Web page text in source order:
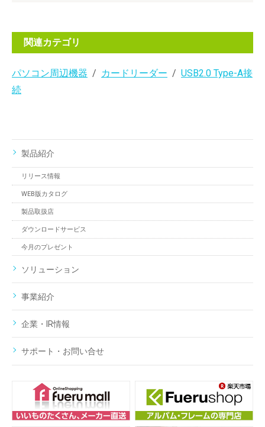
関連カテゴリ
パソコン周辺機器 カードリーダー
USB2.0 Type-A接
続
製品紹介
リリース情報
WEB版カタログ
製品取扱店
ダウンロードサービス
今月のプレゼント
ソリューション
事業紹介
企業・IR情報
サポート・お問い合せ